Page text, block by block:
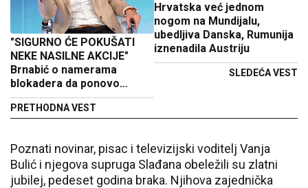
"SIGURNO ĆE POKUŠATI
NEKE NASILNE AKCIJE"
Brnabić o namerama
blokadera da ponovo
izazovu nemire prvog
novembra
PRETHODNA VEST
Hrvatska već jednom
nogom na Mundijalu,
ubedljiva Danska, Rumunija
iznenadila Austriju
SLEDEĆA VEST
Poznati novinar, pisac i televizijski voditelj Vanja
Bulić i njegova supruga Slađana obeležili su zlatni
jubilej, pedeset godina braka. Njihova zajednička